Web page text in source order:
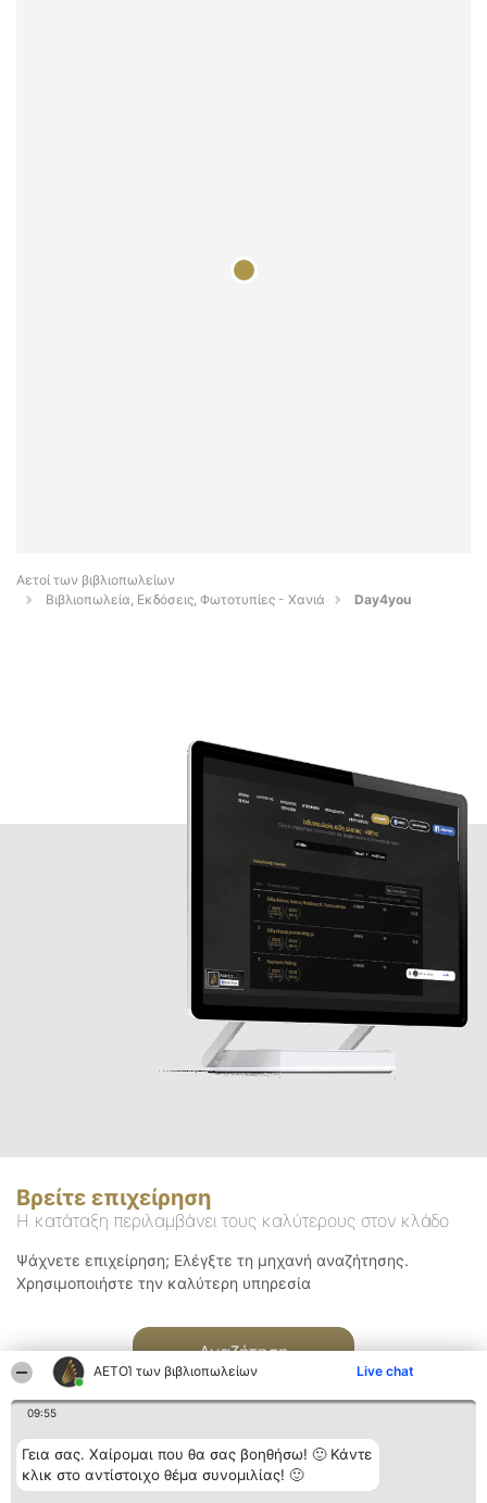
ΑΕΤΟΊ των βιβλιοπωλείων Live chat
09:55
Γεια σας. Χαίρομαι που θα σας βοηθήσω! 🙂 Κάντε
κλικ στο αντίστοιχο θέμα συνομιλίας! 🙂
Αετοί των βιβλιοπωλείων
Βιβλιοπωλεία, Εκδόσεις, Φωτοτυπίες - Χανιά
Day4you
Βρείτε επιχείρηση
Η κατάταξη περιλαμβάνει τους καλύτερους στον κλάδο
Ψάχνετε επιχείρηση; Ελέγξτε τη μηχανή αναζήτησης.
Χρησιμοποιήστε την καλύτερη υπηρεσία
Αναζήτηση